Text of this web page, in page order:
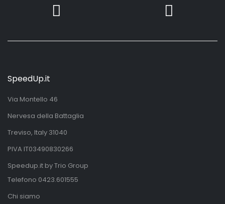
SpeedUp.it
Via Montello 46
Nervesa della Battaglia
Treviso, Italy 31040
PIVA IT03490830266
Speedup.it by Trio Group
Telefono 0423.601555
Chi siamo